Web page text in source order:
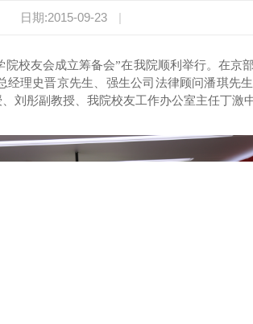
日期:2015-09-23
院校友会成立筹备会”在我院顺利 举行。在京
经理史晋京先生、强生公司法律顾问潘琪先
刘彤副教授 、我院校友工作办公室主任丁